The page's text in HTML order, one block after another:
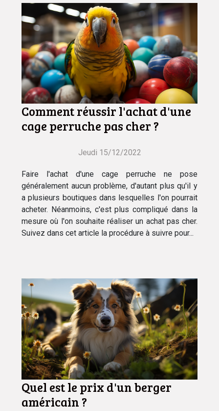
Comment réussir l'achat d'une
cage perruche pas cher ?
Jeudi 15/12/2022
Faire l'achat d'une cage perruche ne pose
généralement aucun problème, d'autant plus qu'il y
a plusieurs boutiques dans lesquelles l'on pourrait
acheter. Néanmoins, c'est plus compliqué dans la
mesure où l'on souhaite réaliser un achat pas cher.
Suivez dans cet article la procédure à suivre pour...
Quel est le prix d'un berger
américain ?